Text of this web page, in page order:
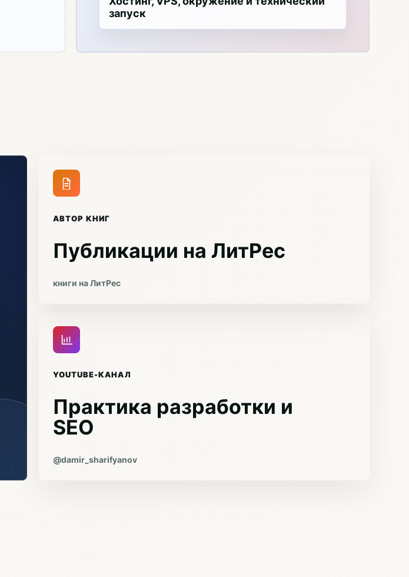
запуск
АВТОР КНИГ
Публикации на ЛитРес
книги на ЛитРес
YOUTUBE-КАНАЛ
Практика разработки и
SEO
@damir_sharifyanov